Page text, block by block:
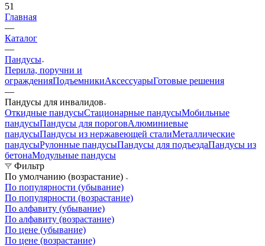
51
Главная
—
Каталог
—
Пандусы
Перила, поручни и
огражденияПодъемникиАксессуарыГотовые решения
—
Пандусы для инвалидов
Откидные пандусыСтационарные пандусыМобильные
пандусыПандусы для пороговАлюминиевые
пандусыПандусы из нержавеющей сталиМеталлические
пандусыРулонные пандусыПандусы для подъездаПандусы из
бетонаМодульные пандусы
Фильтр
По умолчанию (возрастание)
По популярности (убывание)
По популярности (возрастание)
По алфавиту (убывание)
По алфавиту (возрастание)
По цене (убывание)
По цене (возрастание)